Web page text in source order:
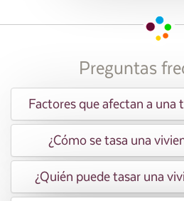
Preguntas
Factores que afectan a una
¿Cómo se tasa una
¿Quién puede tasar una